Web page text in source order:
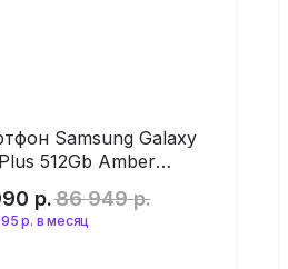
Samsung Galaxy
512Gb Amber
р.86 949 р.
р. в месяц